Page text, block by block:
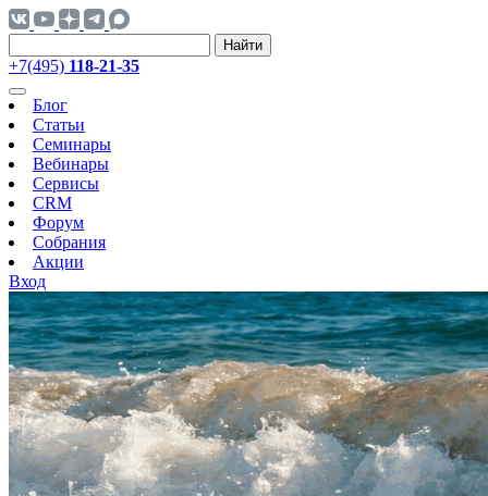
Найти
+7(495) 118-21-35
Блог
Статьи
Семинары
Вебинары
Сервисы
CRM
Форум
Собрания
Акции
Вход